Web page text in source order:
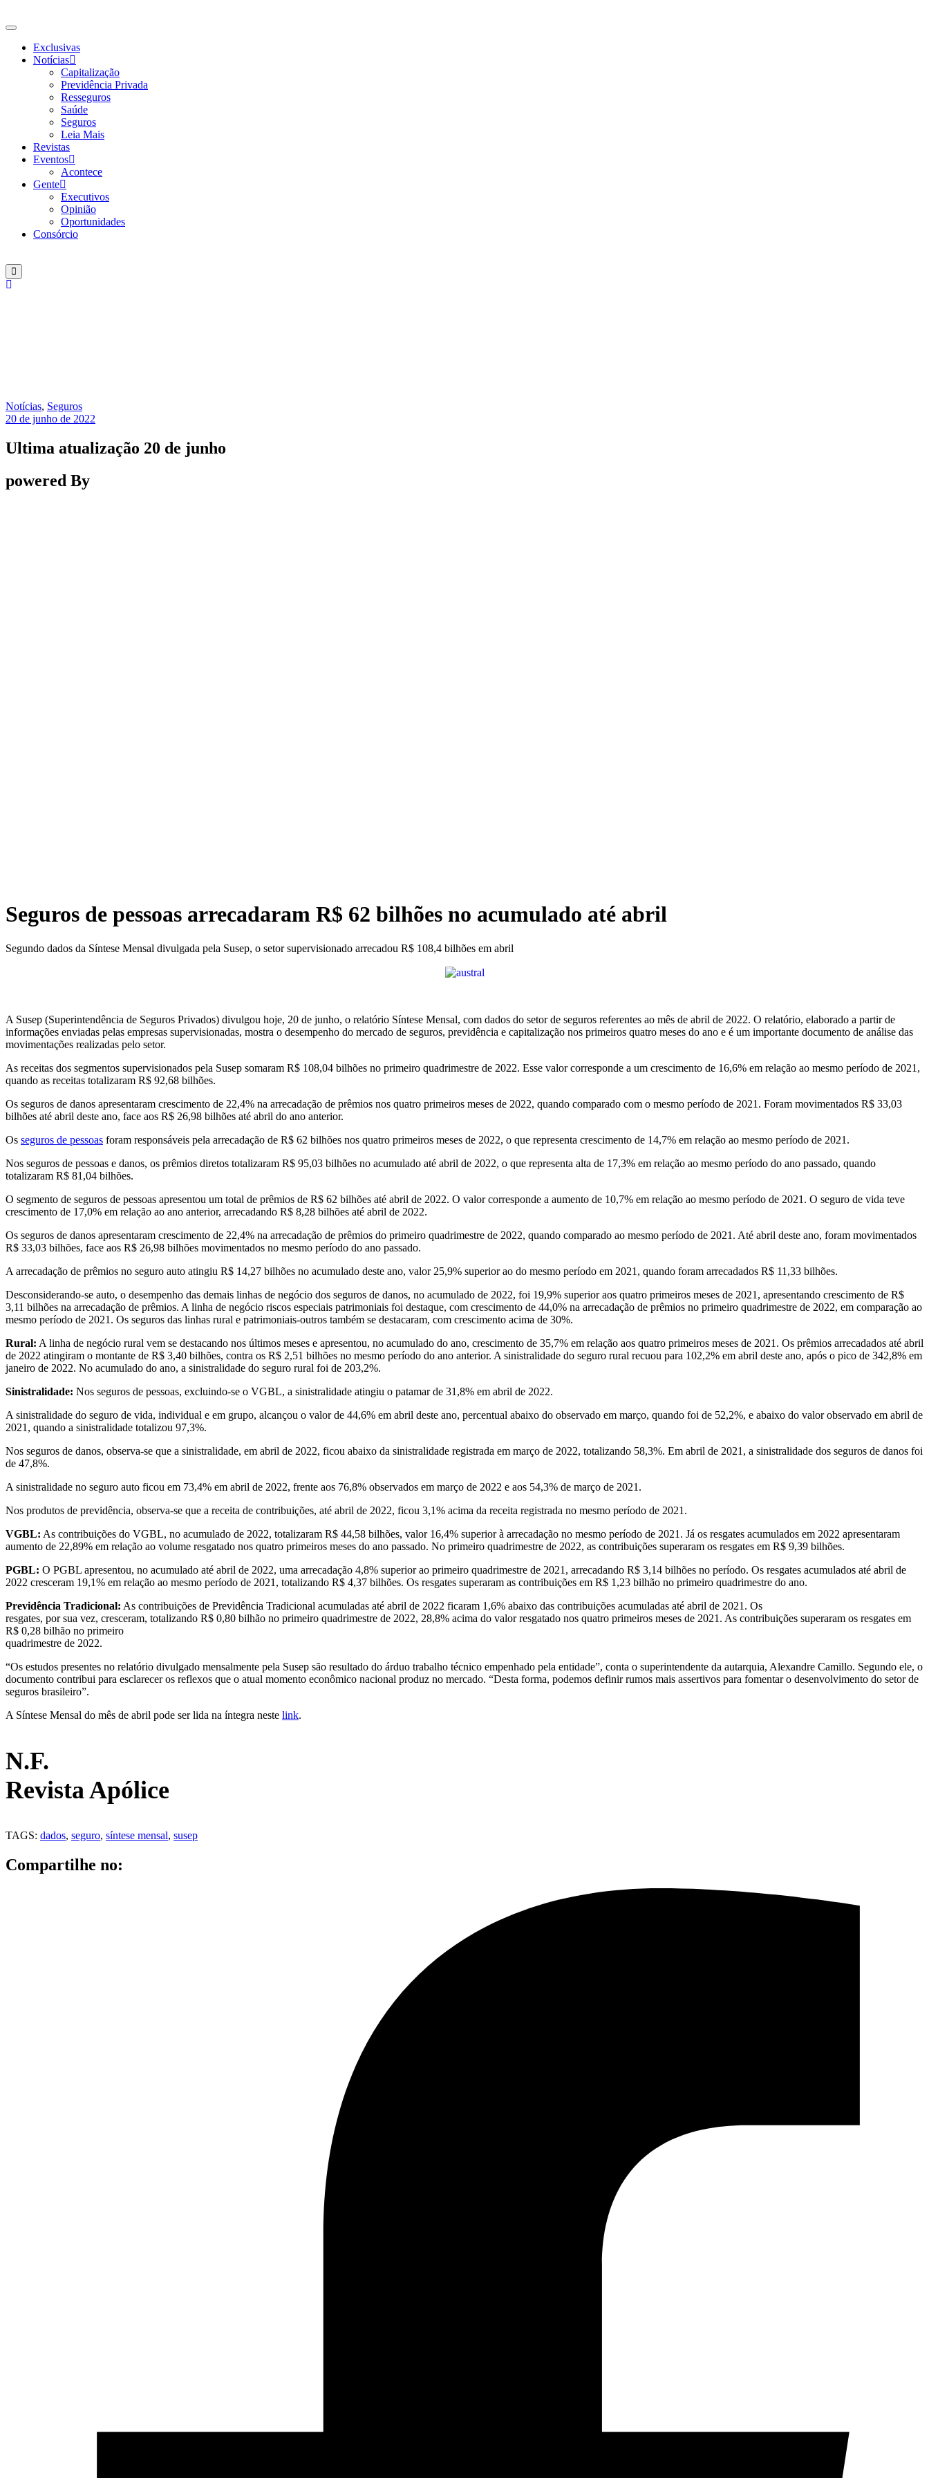
para
conteúdoExclusivas
Notícias
Capitalização
Previdência Privada
Resseguros
Saúde
Seguros
Leia Mais
Revistas
Eventos
Acontece
Gente
Executivos
Opinião
Oportunidades
Consórcio
Notícias, Seguros
20 de junho de 2022
Ultima atualização 20 de junho
powered By
Seguros de pessoas arrecadaram R$ 62 bilhões no acumulado até abril
Segundo dados da Síntese Mensal divulgada pela Susep, o setor supervisionado arrecadou R$ 108,4 bilhões em abril
A Susep (Superintendência de Seguros Privados) divulgou hoje, 20 de junho, o relatório Síntese Mensal, com dados do setor de seguros referentes ao mês de abril de 2022. O relatório, elaborado a partir de
informações enviadas pelas empresas supervisionadas, mostra o desempenho do mercado de seguros, previdência e capitalização nos primeiros quatro meses do ano e é um importante documento de análise das
movimentações realizadas pelo setor.
As receitas dos segmentos supervisionados pela Susep somaram R$ 108,04 bilhões no primeiro quadrimestre de 2022. Esse valor corresponde a um crescimento de 16,6% em relação ao mesmo período de 2021,
quando as receitas totalizaram R$ 92,68 bilhões.
Os seguros de danos apresentaram crescimento de 22,4% na arrecadação de prêmios nos quatro primeiros meses de 2022, quando comparado com o mesmo período de 2021. Foram movimentados R$ 33,03
bilhões até abril deste ano, face aos R$ 26,98 bilhões até abril do ano anterior.
Os seguros de pessoas foram responsáveis pela arrecadação de R$ 62 bilhões nos quatro primeiros meses de 2022, o que representa crescimento de 14,7% em relação ao mesmo período de 2021.
Nos seguros de pessoas e danos, os prêmios diretos totalizaram R$ 95,03 bilhões no acumulado até abril de 2022, o que representa alta de 17,3% em relação ao mesmo período do ano passado, quando
totalizaram R$ 81,04 bilhões.
O segmento de seguros de pessoas apresentou um total de prêmios de R$ 62 bilhões até abril de 2022. O valor corresponde a aumento de 10,7% em relação ao mesmo período de 2021. O seguro de vida teve
crescimento de 17,0% em relação ao ano anterior, arrecadando R$ 8,28 bilhões até abril de 2022.
Os seguros de danos apresentaram crescimento de 22,4% na arrecadação de prêmios do primeiro quadrimestre de 2022, quando comparado ao mesmo período de 2021. Até abril deste ano, foram movimentados
R$ 33,03 bilhões, face aos R$ 26,98 bilhões movimentados no mesmo período do ano passado.
A arrecadação de prêmios no seguro auto atingiu R$ 14,27 bilhões no acumulado deste ano, valor 25,9% superior ao do mesmo período em 2021, quando foram arrecadados R$ 11,33 bilhões.
Desconsiderando-se auto, o desempenho das demais linhas de negócio dos seguros de danos, no acumulado de 2022, foi 19,9% superior aos quatro primeiros meses de 2021, apresentando crescimento de R$
3,11 bilhões na arrecadação de prêmios. A linha de negócio riscos especiais patrimoniais foi destaque, com crescimento de 44,0% na arrecadação de prêmios no primeiro quadrimestre de 2022, em comparação ao
mesmo período de 2021. Os seguros das linhas rural e patrimoniais-outros também se destacaram, com crescimento acima de 30%.
Rural: A linha de negócio rural vem se destacando nos últimos meses e apresentou, no acumulado do ano, crescimento de 35,7% em relação aos quatro primeiros meses de 2021. Os prêmios arrecadados até abril
de 2022 atingiram o montante de R$ 3,40 bilhões, contra os R$ 2,51 bilhões no mesmo período do ano anterior. A sinistralidade do seguro rural recuou para 102,2% em abril deste ano, após o pico de 342,8% em
janeiro de 2022. No acumulado do ano, a sinistralidade do seguro rural foi de 203,2%.
Sinistralidade: Nos seguros de pessoas, excluindo-se o VGBL, a sinistralidade atingiu o patamar de 31,8% em abril de 2022.
A sinistralidade do seguro de vida, individual e em grupo, alcançou o valor de 44,6% em abril deste ano, percentual abaixo do observado em março, quando foi de 52,2%, e abaixo do valor observado em abril de
2021, quando a sinistralidade totalizou 97,3%.
Nos seguros de danos, observa-se que a sinistralidade, em abril de 2022, ficou abaixo da sinistralidade registrada em março de 2022, totalizando 58,3%. Em abril de 2021, a sinistralidade dos seguros de danos foi
de 47,8%.
A sinistralidade no seguro auto ficou em 73,4% em abril de 2022, frente aos 76,8% observados em março de 2022 e aos 54,3% de março de 2021.
Nos produtos de previdência, observa-se que a receita de contribuições, até abril de 2022, ficou 3,1% acima da receita registrada no mesmo período de 2021.
VGBL: As contribuições do VGBL, no acumulado de 2022, totalizaram R$ 44,58 bilhões, valor 16,4% superior à arrecadação no mesmo período de 2021. Já os resgates acumulados em 2022 apresentaram
aumento de 22,89% em relação ao volume resgatado nos quatro primeiros meses do ano passado. No primeiro quadrimestre de 2022, as contribuições superaram os resgates em R$ 9,39 bilhões.
PGBL: O PGBL apresentou, no acumulado até abril de 2022, uma arrecadação 4,8% superior ao primeiro quadrimestre de 2021, arrecadando R$ 3,14 bilhões no período. Os resgates acumulados até abril de
2022 cresceram 19,1% em relação ao mesmo período de 2021, totalizando R$ 4,37 bilhões. Os resgates superaram as contribuições em R$ 1,23 bilhão no primeiro quadrimestre do ano.
Previdência Tradicional: As contribuições de Previdência Tradicional acumuladas até abril de 2022 ficaram 1,6% abaixo das contribuições acumuladas até abril de 2021. Os
resgates, por sua vez, cresceram, totalizando R$ 0,80 bilhão no primeiro quadrimestre de 2022, 28,8% acima do valor resgatado nos quatro primeiros meses de 2021. As contribuições superaram os resgates em
R$ 0,28 bilhão no primeiro
quadrimestre de 2022.
“Os estudos presentes no relatório divulgado mensalmente pela Susep são resultado do árduo trabalho técnico empenhado pela entidade”, conta o superintendente da autarquia, Alexandre Camillo. Segundo ele, o
documento contribui para esclarecer os reflexos que o atual momento econômico nacional produz no mercado. “Desta forma, podemos definir rumos mais assertivos para fomentar o desenvolvimento do setor de
seguros brasileiro”.
A Síntese Mensal do mês de abril pode ser lida na íntegra neste link.
N.F.
Revista Apólice
TAGS: dados, seguro, síntese mensal, susep
Compartilhe no: